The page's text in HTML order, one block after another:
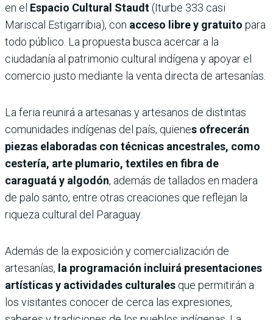
en el Espacio Cultural Staudt(Iturbe 333 casi
Mariscal Estigarribia), con acceso libre y gratuito para
todo público. La propuesta busca acercar a la
ciudadanía al patrimonio cultural indígena y apoyar el
comercio justo mediante la venta directa de artesanías.
La feria reunirá a artesanas y artesanos de distintas
comunidades indígenas del país, quienes ofrecerán
piezas elaboradas con técnicas ancestrales, como
cestería, arte plumario, textiles en fibra de
caraguatá y algodón, además de tallados en madera
de palo santo, entre otras creaciones que reflejan la
riqueza cultural del Paraguay.
Además de la exposición y comercialización de
artesanías, la programación incluirá presentaciones
artísticas y actividades culturales que permitirán a
los visitantes conocer de cerca las expresiones,